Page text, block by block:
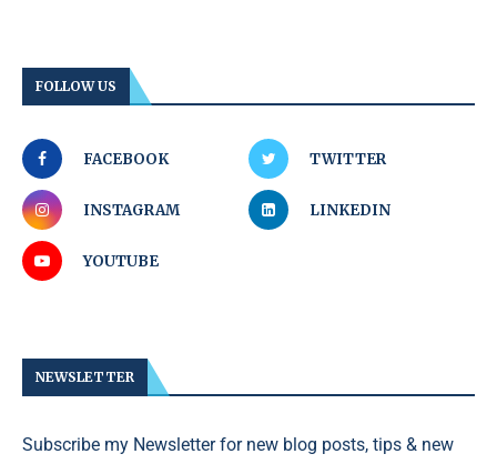
FOLLOW US
FACEBOOK TWITTER
INSTAGRAM LINKEDIN
YOUTUBE
NEWSLETTER
Subscribe my Newsletter for new blog posts, tips & new